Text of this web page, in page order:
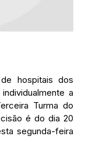
hospitais dos
a
Turma do
é do dia 20
segunda-feira